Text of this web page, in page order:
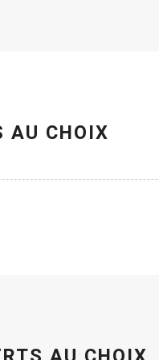
AU CHOIX